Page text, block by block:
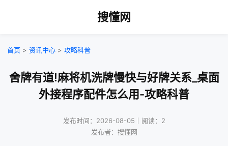
搜懂网
首页 > 资讯中心 > 攻略科普
舍牌有道!麻将机洗牌慢快与好牌关系_桌面
外接程序配件怎么用-攻略科普
发布时间：2026-08-05｜阅读：2
发布者：搜懂网